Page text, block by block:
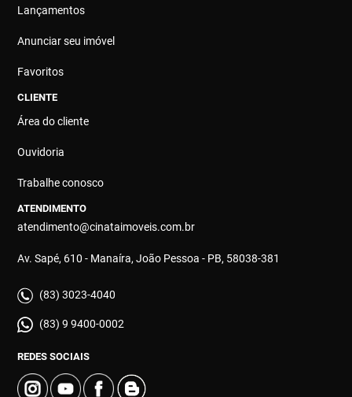
Lançamentos
Anunciar seu imóvel
Favoritos
CLIENTE
Área do cliente
Ouvidoria
Trabalhe conosco
ATENDIMENTO
atendimento@cinataimoveis.com.br
Av. Sapé, 610 - Manaíra, João Pessoa - PB, 58038-381
(83) 3023-4040
(83) 9 9400-0002
REDES SOCIAIS